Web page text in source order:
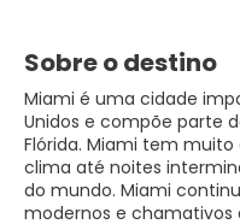
Sobre o destino
Miami é uma cidade
Unidos e compõe parte
Flórida. Miami tem
clima até noites
do mundo. Miami
modernos e chamativos